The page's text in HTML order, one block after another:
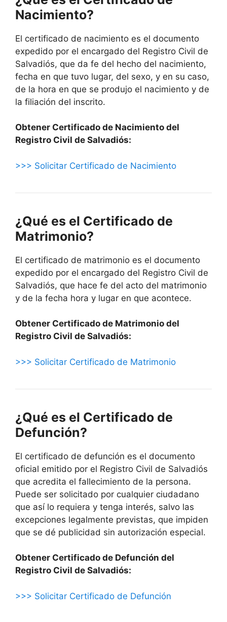
Nacimiento?
El certificado de nacimiento es el documento
expedido por el encargado del Registro Civil de
Salvadiós, que da fe del hecho del nacimiento,
fecha en que tuvo lugar, del sexo, y en su caso,
de la hora en que se produjo el nacimiento y de
la filiación del inscrito.
Obtener Certificado de Nacimiento del
Registro Civil de Salvadiós:
>>> Solicitar Certificado de Nacimiento
¿Qué es el Certificado de
Matrimonio?
El certificado de matrimonio es el documento
expedido por el encargado del Registro Civil de
Salvadiós, que hace fe del acto del matrimonio
y de la fecha hora y lugar en que acontece.
Obtener Certificado de Matrimonio del
Registro Civil de Salvadiós:
>>> Solicitar Certificado de Matrimonio
¿Qué es el Certificado de
Defunción?
El certificado de defunción es el documento
oficial emitido por el Registro Civil de Salvadiós
que acredita el fallecimiento de la persona.
Puede ser solicitado por cualquier ciudadano
que así lo requiera y tenga interés, salvo las
excepciones legalmente previstas, que impiden
que se dé publicidad sin autorización especial.
Obtener Certificado de Defunción del
Registro Civil de Salvadiós:
>>> Solicitar Certificado de Defunción